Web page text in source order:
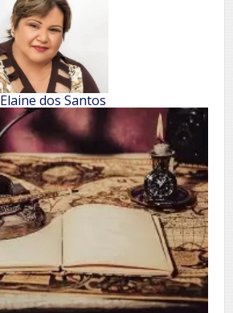
Elaine dos Santos